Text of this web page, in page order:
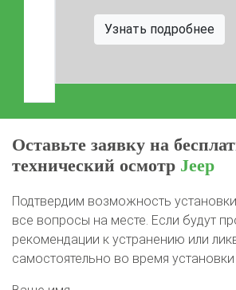
Узнать подробнее
Оставьте заявку на
технический осмотрJeep
все вопросы на месте. Если будут
рекомендации к устранению или
самостоятельно во время